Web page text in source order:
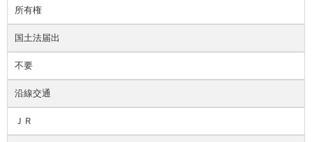
所有権
国土法届出
不要
沿線交通
ＪＲ